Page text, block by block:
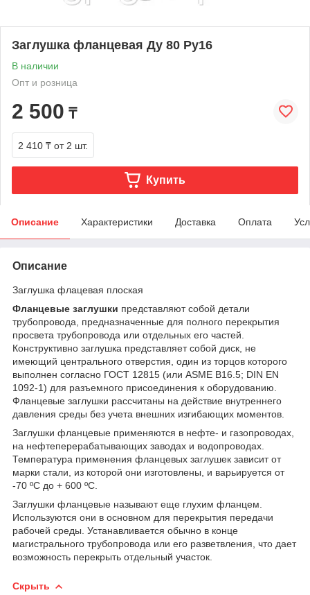
Заглушка фланцевая Ду 80 Ру16
В наличии
Опт и розница
2 500 ₸
2 410 ₸ от 2 шт.
Купить
Описание Характеристики Доставка Оплата
Описание
Заглушка флацевая плоская
Фланцевые заглушки представляют собой детали
трубопровода, предназначенные для полного перекрытия
просвета трубопровода или отдельных его частей.
Конструктивно заглушка представляет собой диск, не
имеющий центрального отверстия, один из торцов которого
выполнен согласно ГОСТ 12815 (или ASME B16.5; DIN EN
1092-1) для разъемного присоединения к оборудованию.
Фланцевые заглушки рассчитаны на действие внутреннего
давления среды без учета внешних изгибающих моментов.
Заглушки фланцевые применяются в нефте- и газопроводах,
на нефтеперерабатывающих заводах и водопроводах.
Температура применения фланцевых заглушек зависит от
марки стали, из которой они изготовлены, и варьируется от
-70 ºС до + 600 ºС.
Заглушки фланцевые называют еще глухим фланцем.
Используются они в основном для перекрытия передачи
рабочей среды. Устанавливается обычно в конце
магистрального трубопровода или его разветвления, что дает
возможность перекрыть отдельный участок.
Скрыть